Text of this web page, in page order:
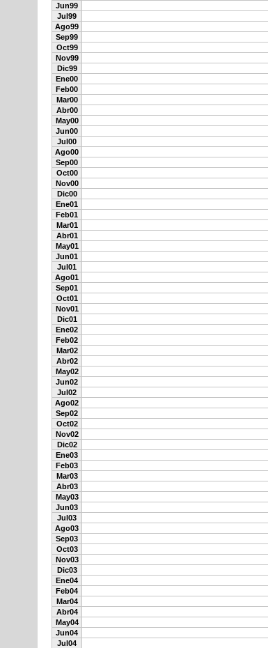
Jun99
Jul99
Ago99
Sep99
Oct99
Nov99
Dic99
Ene00
Feb00
Mar00
Abr00
May00
Jun00
Jul00
Ago00
Sep00
Oct00
Nov00
Dic00
Ene01
Feb01
Mar01
Abr01
May01
Jun01
Jul01
Ago01
Sep01
Oct01
Nov01
Dic01
Ene02
Feb02
Mar02
Abr02
May02
Jun02
Jul02
Ago02
Sep02
Oct02
Nov02
Dic02
Ene03
Feb03
Mar03
Abr03
May03
Jun03
Jul03
Ago03
Sep03
Oct03
Nov03
Dic03
Ene04
Feb04
Mar04
Abr04
May04
Jun04
Jul04